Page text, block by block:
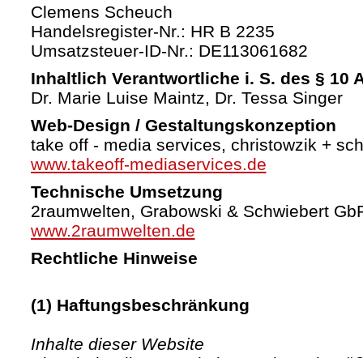
Clemens Scheuch
Handelsregister-Nr.: HR B 2235
Umsatzsteuer-ID-Nr.: DE113061682
Inhaltlich Verantwortliche i. S. des § 10
Dr. Marie Luise Maintz, Dr. Tessa Singer
Web-Design / Gestaltungskonzeption
take off - media services, christowzik +
www.takeoff-mediaservices.de
Technische Umsetzung
2raumwelten, Grabowski & Schwiebert
www.2raumwelten.de
Rechtliche Hinweise
(1) Haftungsbeschränkung
Inhalte dieser Website